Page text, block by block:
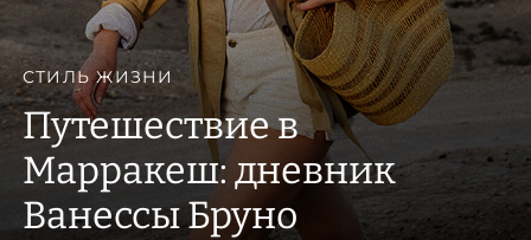
СТИЛЬ ЖИЗНИ
Путешествие в
Марракеш: дневник
Ванессы Бруно